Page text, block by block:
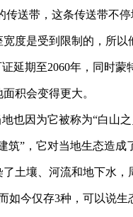
送带，这条传送带不
度是受到限制的，所以
延期至2060年，同时蒙
积会变得更大。
也因为它被称为“白山
”，它对当地生态造成
土壤、河流和地下水
如今仅存3种，可以说生